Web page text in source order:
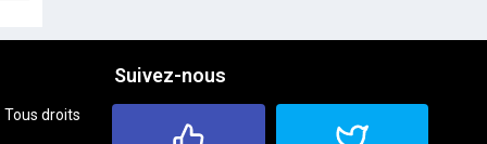
droits
Suivez-nous